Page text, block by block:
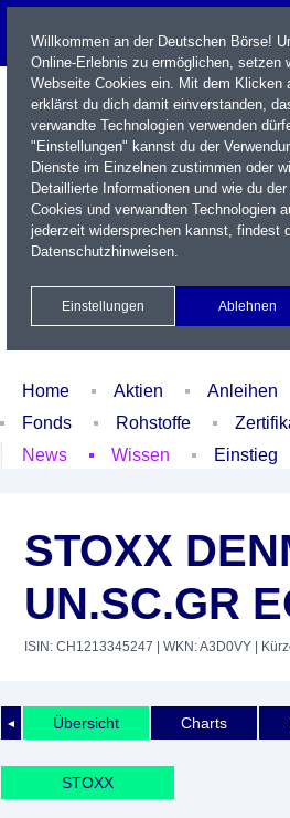
Name / WKN / ISIN / Kürzel
Xetra Realtime
Watchlist
Home Aktien Anleihen
Fonds
Rohstoffe
News
Wissen Einstieg
STOXX
UN.SC.GR
ISIN: CH1213345247 | WKN: A3D0VY |
◄ Übersicht Charts
STOXX
Willkommen an der Deutschen Börse!
Online-Erlebnis zu ermöglichen, setzen
Webseite Cookies ein. Mit dem Klicken
erklärst du dich damit einverstanden,
verwandte Technologien verwenden
"Einstellungen" kannst du der
Dienste im Einzelnen zustimmen oder
Detaillierte Informationen und wie du
Cookies und verwandten Technologien
jederzeit widersprechen kannst, findest
Datenschutzhinweisen.
Einstellungen Ablehnen